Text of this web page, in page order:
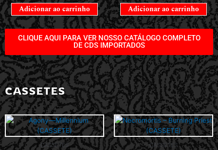
Adicionar ao carrinho Adicionar ao carrinho
CLIQUE AQUI PARA VER NOSSO CATÁLOGO COMPLETO
DE CDS IMPORTADOS
CASSETES
CASSETES CASSETES